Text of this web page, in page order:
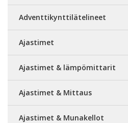
Adventtikynttilätelineet
Ajastimet
Ajastimet & lämpömittarit
Ajastimet & Mittaus
Ajastimet & Munakellot